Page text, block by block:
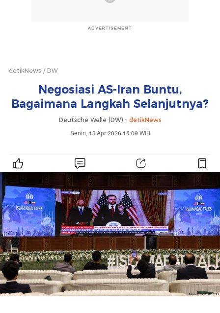
ADVERTISEMENT
detikNews DW
Negosiasi AS-Iran Buntu,
Bagaimana Langkah Selanjutnya?
Deutsche Welle (DW) - detikNews
Senin, 13 Apr 2026 15:09 WIB